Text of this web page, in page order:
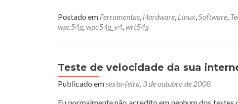
Postado em Ferramentas, Hardware, Linux,Software,
wpc54g,wpc54g_v4,wrt54g
Teste de velocidade da sua
Publicado emsexta-feira, 3 de outubro de 2008